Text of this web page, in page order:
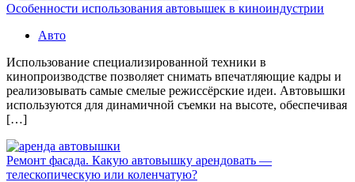
Особенности использования автовышек в киноиндустрии
Авто
Использование специализированной техники в
кинопроизводстве позволяет снимать впечатляющие кадры и
реализовывать самые смелые режиссёрские идеи. Автовышки
используются для динамичной съемки на высоте, обеспечивая
[…]
Ремонт фасада. Какую автовышку арендовать —
телескопическую или коленчатую?